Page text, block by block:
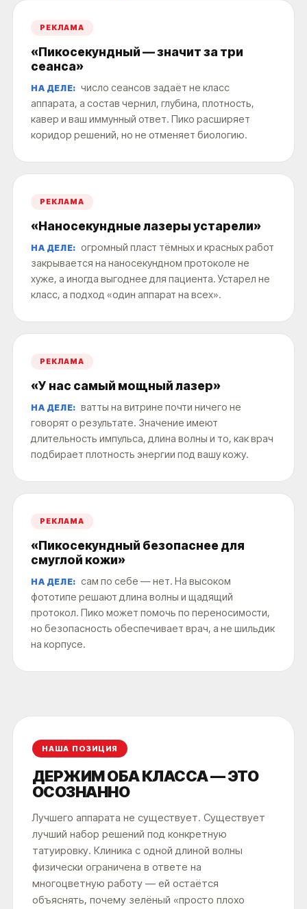
РЕКЛАМА
«Пикосекундный — значит за три
сеанса»
НА ДЕЛЕ: число сеансов задаёт не класс
аппарата, а состав чернил, глубина, плотность,
кавер и ваш иммунный ответ. Пико расширяет
коридор решений, но не отменяет биологию.
РЕКЛАМА
«Наносекундные лазеры устарели»
НА ДЕЛЕ: огромный пласт тёмных и красных работ
закрывается на наносекундном протоколе не
хуже, а иногда выгоднее для пациента. Устарел не
класс, а подход «один аппарат на всех».
РЕКЛАМА
«У нас самый мощный лазер»
НА ДЕЛЕ: ватты на витрине почти ничего не
говорят о результате. Значение имеют
длительность импульса, длина волны и то, как врач
подбирает плотность энергии под вашу кожу.
РЕКЛАМА
«Пикосекундный безопаснее для
смуглой кожи»
НА ДЕЛЕ: сам по себе — нет. На высоком
фототипе решают длина волны и щадящий
протокол. Пико может помочь по переносимости,
но безопасность обеспечивает врач, а не шильдик
на корпусе.
НАША ПОЗИЦИЯ
ДЕРЖИМ ОБА КЛАССА — ЭТО
ОСОЗНАННО
Лучшего аппарата не существует. Существует
лучший набор решений под конкретную
татуировку. Клиника с одной длиной волны
физически ограничена в ответе на
многоцветную работу — ей остаётся
объяснять, почему зелёный «просто плохо